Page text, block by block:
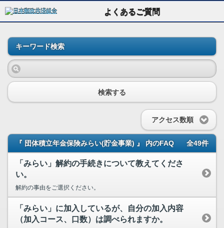
よくあるご質問
キーワード検索
検索する
アクセス数順
『 団体積立年金保険みらい(貯金事業) 』 内のFAQ 全49件
「みらい」解約の手続きについて教えてくださ
い。
解約の事由をご選択ください。
「みらい」に加入しているが、自分の加入内容
（加入コース、口数）は調べられますか。